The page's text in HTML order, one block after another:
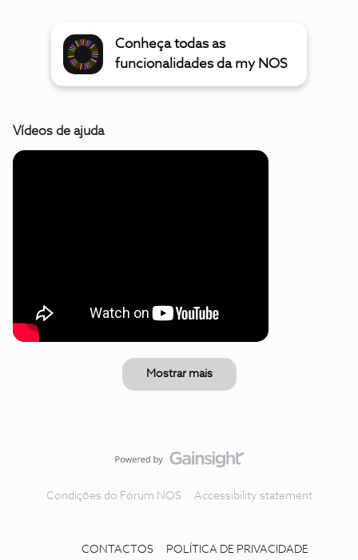
Conheça todas as
funcionalidades da my NOS
Vídeos de ajuda
Mostrar mais
Condições do Fórum NOS Accessibility statement
CONTACTOS POLÍTICA DE PRIVACIDADE